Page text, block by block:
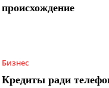
происхождение
Бизнес
Кредиты ради